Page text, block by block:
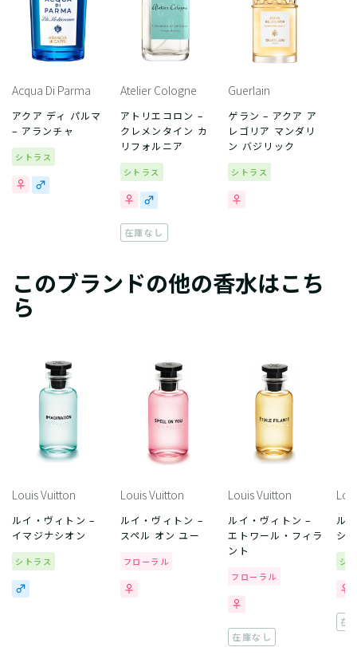
Acqua Di Parma
アクア ディ パルマ
– アランチャ
シトラス
Atelier Cologne
アトリエコロン –
クレメンタイン カ
リフォルニア
シトラス
在庫なし
Guerlain
ゲラン – アクア ア
レゴリア マンダリ
ン バジリック
シトラス
このブランドの他の香水はこち
ら
Louis Vuitton
ルイ・ヴィトン –
イマジナシオン
シトラス
Louis Vuitton
ルイ・ヴィトン –
スペル オン ユー
フローラル
Louis Vuitton
ルイ・ヴィトン –
エトワール・フィラ
ント
フローラル
在庫なし
ル
シ
シ
在